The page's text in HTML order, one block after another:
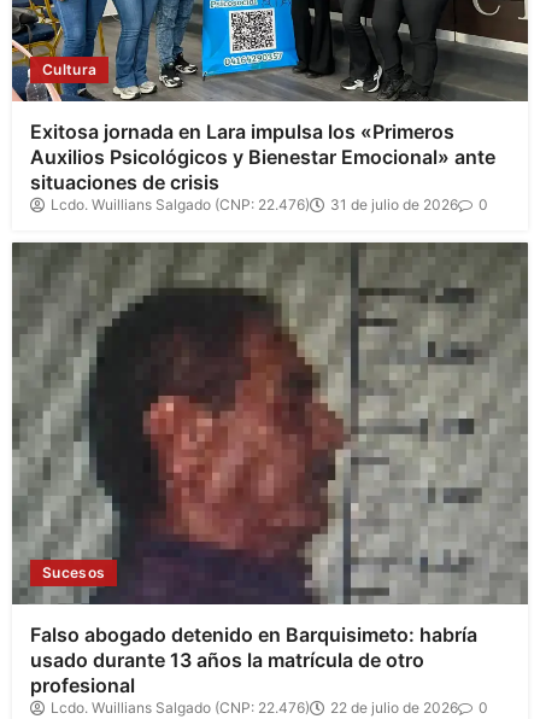
Cultura
Exitosa jornada en Lara impulsa los «Primeros
Auxilios Psicológicos y Bienestar Emocional» ante
situaciones de crisis
Lcdo. Wuillians Salgado (CNP: 22.476) 31 de julio de 2026 0
Sucesos
Falso abogado detenido en Barquisimeto: habría
usado durante 13 años la matrícula de otro
profesional
Lcdo. Wuillians Salgado (CNP: 22.476) 22 de julio de 2026 0